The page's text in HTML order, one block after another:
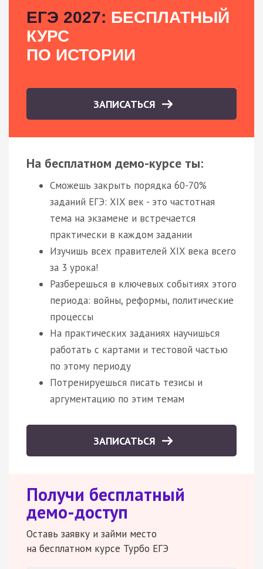
ЕГЭ 2027: БЕСПЛАТНЫЙ
КУРС
ПО ИСТОРИИ
ЗАПИСАТЬСЯ
На бесплатном демо-курсе ты:
Сможешь закрыть порядка 60-70%
заданий ЕГЭ: XIX век - это частотная
тема на экзамене и встречается
практически в каждом задании
Изучишь всех правителей XIX века всего
за 3 урока!
Разберешься в ключевых событиях этого
периода: войны, реформы, политические
процессы
На практических заданиях научишься
работать с картами и тестовой частью
по этому периоду
Потренируешься писать тезисы и
аргументацию по этим темам
ЗАПИСАТЬСЯ
Получи бесплатный
демо-доступ
Оставь заявку и займи место
на бесплатном курсе Турбо ЕГЭ